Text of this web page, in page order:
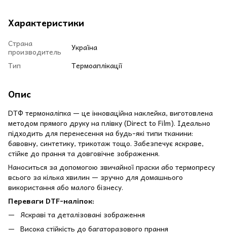
Характеристики
Страна
производитель
Україна
Тип
Термоаплікації
Опис
DТФ термоналіпка — це інноваційна наклейка, виготовлена
методом прямого друку на плівку (Direct to Film). Ідеально
підходить для перенесення на будь-які типи тканини:
бавовну, синтетику, трикотаж тощо. Забезпечує яскраве,
стійке до прання та довговічне зображення.
Наноситься за допомогою звичайної праски або термопресу
всього за кілька хвилин — зручно для домашнього
використання або малого бізнесу.
Переваги DTF-наліпок:
Яскраві та деталізовані зображення
Висока стійкість до багаторазового прання